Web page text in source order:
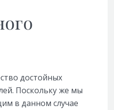
достойных
Поскольку же мы
в данном случае